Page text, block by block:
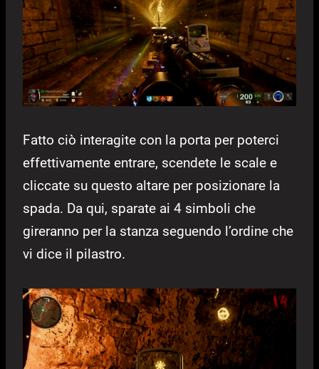
Fatto ciò interagite con la porta per poterci
effettivamente entrare, scendete le scale e
cliccate su questo altare per posizionare la
spada. Da qui, sparate ai 4 simboli che
gireranno per la stanza seguendo l’ordine che
vi dice il pilastro.